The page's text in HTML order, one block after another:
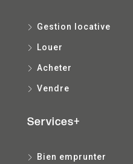
Gestion locative
Louer
Acheter
Vendre
Services+
Bien emprunter